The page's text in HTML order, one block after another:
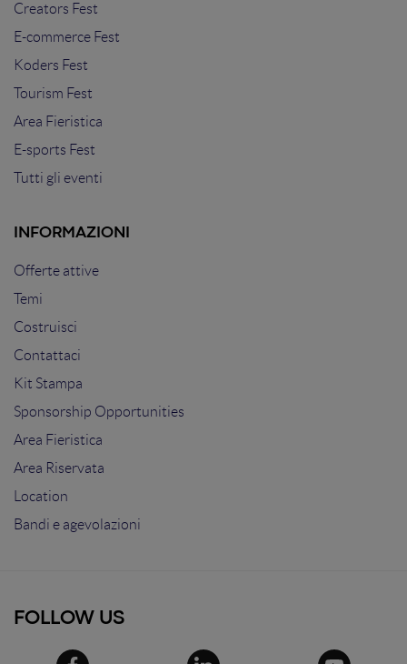
Creators Fest
E-commerce Fest
Koders Fest
Tourism Fest
Area Fieristica
E-sports Fest
Tutti gli eventi
INFORMAZIONI
Offerte attive
Temi
Costruisci
Contattaci
Kit Stampa
Sponsorship Opportunities
Area Fieristica
Area Riservata
Location
Bandi e agevolazioni
FOLLOW US